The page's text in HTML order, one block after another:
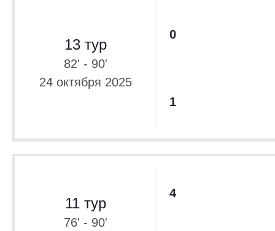
13 тур
82' - 90'
24 октября 2025
0
1
11 тур
76' - 90'
4